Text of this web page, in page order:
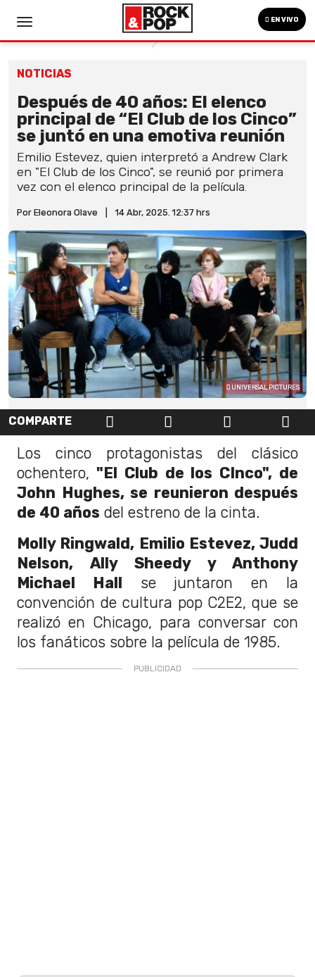
EN VIVO
NOTICIAS
Después de 40 años: El elenco
principal de “El Club de los Cinco”
se juntó en una emotiva reunión
Emilio Estevez, quien interpretó a Andrew Clark
en "El Club de los Cinco", se reunió por primera
vez con el elenco principal de la película.
Por Eleonora Olave 14 Abr, 2025. 12:37 hrs
UNIVERSAL PICTURES
COMPARTE
Los cinco protagonistas del clásico
ochentero, "El Club de los CInco", de
John Hughes, se reunieron después
de 40 años del estreno de la cinta.
Molly Ringwald, Emilio Estevez, Judd
Nelson, Ally Sheedy y Anthony
Michael Hall se juntaron en la
convención de cultura pop C2E2, que se
realizó en Chicago, para conversar con
los fanáticos sobre la película de 1985.